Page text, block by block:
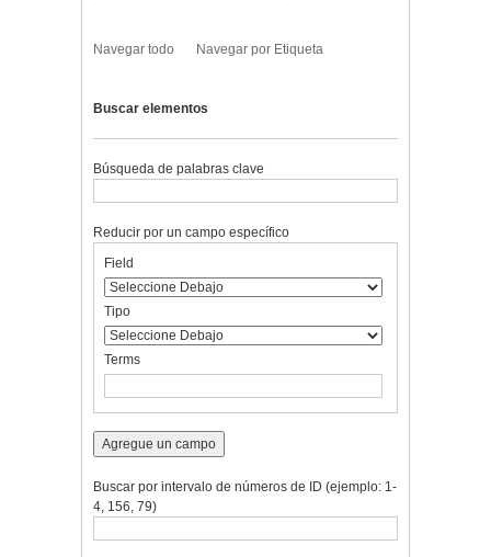
Navegar todo Navegar por Etiqueta
Buscar elementos
Búsqueda de palabras clave
rows
"Reducir
por
específico":
1
Reducir por un campo específico
de
búsqueda
de
búsqueda
de
búsqueda
de
Búsqueda
Field
Tipo
Terms
Agregue un campo
Buscar por intervalo de números de ID (ejemplo: 1-
4, 156, 79)